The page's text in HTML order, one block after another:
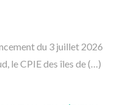
du 3 juillet 2026
le CPIE des îles de (…)